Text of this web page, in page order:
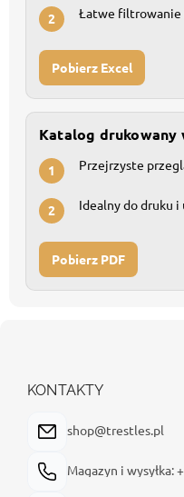
2 Łatwe filtrowanie
Pobierz Excel
Katalog drukowany
1 Przejrzyste
2 Idealny do druku
Pobierz PDF
KONTAKTY
shop@trestles.pl
Magazyn i wysyłka: